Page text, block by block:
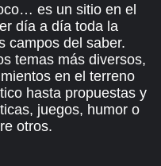
es un sitio en el
día a día toda la
campos del saber.
temas más diversos,
en el terreno
hasta propuestas y
juegos, humor o
otros.